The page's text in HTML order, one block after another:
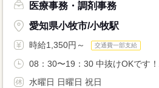
医療事務・調剤事務
愛知県小牧市/小牧駅
時給1,350円～ 交通費一部支給
08：30〜19：30 中抜けOKです
水曜日 日曜日 祝日